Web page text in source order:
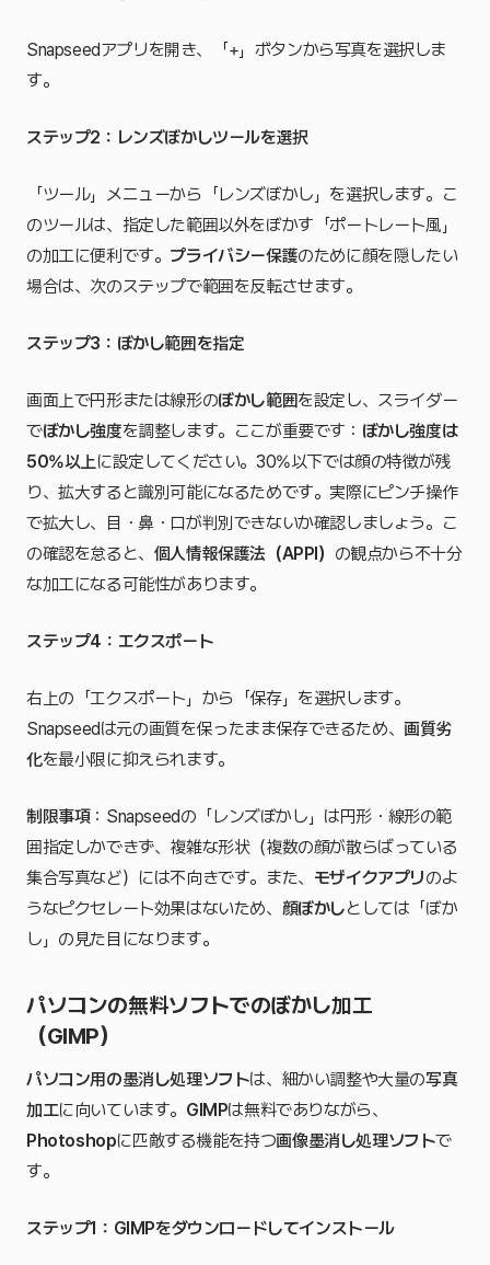
Snapseedアプリを開き、「+」ボタンから写真を選択しま
す。
ステップ2：レンズぼかしツールを選択
「ツール」メニューから「レンズぼかし」を選択します。こ
のツールは、指定した範囲以外をぼかす「ポートレート風」
の加工に便利です。 プライバシー保護のために顔を隠したい
場合は、次のステップで範囲を反転させます。
ステップ3：ぼかし範囲を指定
画面上で円形または線形のぼかし範囲を設定し、スライダー
でぼかし強度を調整します。ここが重要です： ぼかし強度は
50%以上に設定してください。30%以下では顔の特徴が残
り、拡大すると識別可能になるためです。実際にピンチ操作
で拡大し、目・鼻・口が判別できないか確認しましょう。こ
の確認を怠ると、 個人情報保護法（APPI） の観点から不十分
な加工になる可能性があります。
ステップ4：エクスポート
右上の「エクスポート」から「保存」を選択します。
Snapseedは元の画質を保ったまま保存できるため、画質劣
化を最小限に抑えられます。
制限事項：Snapseedの「レンズぼかし」は円形・線形の範
囲指定しかできず、複雑な形状（複数の顔が散らばっている
集合写真など）には不向きです。また、 モザイクアプリのよ
うなピクセレート効果はないため、 顔ぼかしとしては「ぼか
し」の見た目になります。
パソコンの無料ソフトでのぼかし加工
（GIMP）
パソコン用の墨消し処理ソフトは、細かい調整や大量の写真
加工に向いています。 GIMPは無料でありながら、
Photoshopに匹敵する機能を持つ画像墨消し処理ソフトで
す。
ステップ1：GIMPをダウンロードしてインストール